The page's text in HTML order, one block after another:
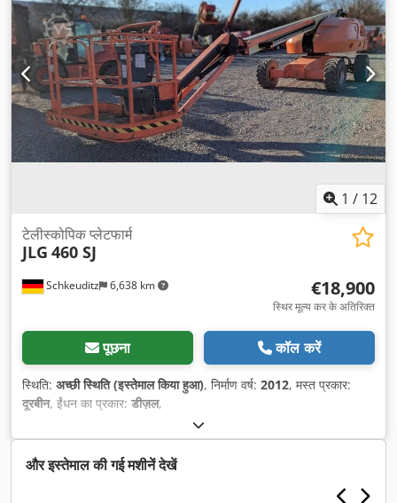
1 / 12
Schkeuditz 6,638 km
टेलीस्कोपिक प्लेटफार्म
JLG 460 SJ
€18,900
स्थिर मूल्य कर के अतिरिक्त
पूछना कॉल करें
स्थिति: अच्छी स्थिति (इस्तेमाल किया हुआ), निर्माण वर्ष: 2012, मस्त प्रकार:
दूरबीन, ईंधन का प्रकार: डीज़ल,
और इस्तेमाल की गई मशीनें देखें